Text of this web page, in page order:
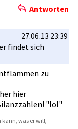
Antworten
27.06.13 23:39
findet sich
zu
hier
"lol"
kann, was er will,